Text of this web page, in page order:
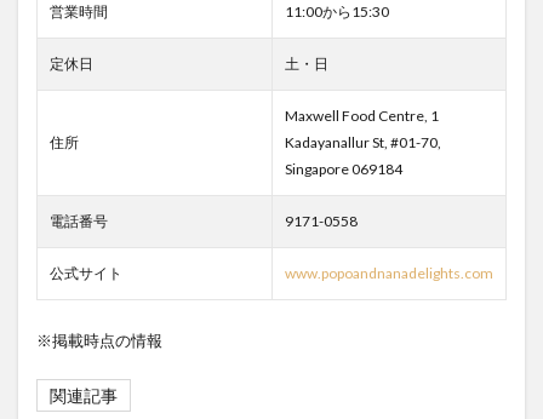
営業時間 11:00から15:30
定休日 土・日
住所
Maxwell Food Centre, 1
Kadayanallur St, #01-70,
Singapore 069184
電話番号 9171-0558
公式サイト www.popoandnanadelights.com
※掲載時点の情報
関連記事